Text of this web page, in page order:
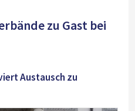
zu Gast bei
Austausch zu